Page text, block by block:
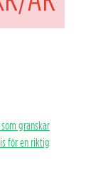
granskar
för en riktig